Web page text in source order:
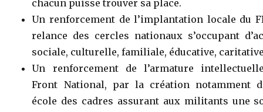
chacun puisse trouver sa place.
Un renforcement de l’implantation locale du
relance des cercles nationaux s’occupant
sociale, culturelle, familiale, éducative,
Un renforcement de l’armature
Front National, par la création notamment
école des cadres assurant aux militants une